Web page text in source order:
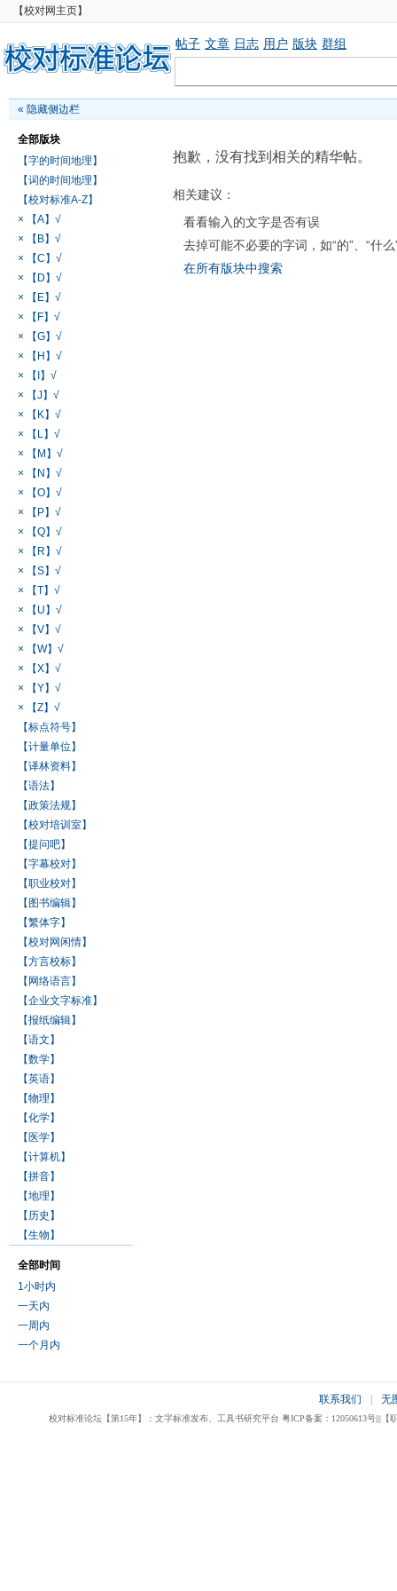
【校对网主页】
帖子 文章 日志 用户 版块 群组
« 隐藏侧边栏
全部版块
【字的时间地理】
【词的时间地理】
【校对标准A-Z】
× 【A】√
× 【B】√
× 【C】√
× 【D】√
× 【E】√
× 【F】√
× 【G】√
× 【H】√
× 【I】√
× 【J】√
× 【K】√
× 【L】√
× 【M】√
× 【N】√
× 【O】√
× 【P】√
× 【Q】√
× 【R】√
× 【S】√
× 【T】√
× 【U】√
× 【V】√
× 【W】√
× 【X】√
× 【Y】√
× 【Z】√
【标点符号】
【计量单位】
【译林资料】
【语法】
【政策法规】
【校对培训室】
【提问吧】
【字幕校对】
【职业校对】
【图书编辑】
【繁体字】
【校对网闲情】
【方言校标】
【网络语言】
【企业文字标准】
【报纸编辑】
【语文】
【数学】
【英语】
【物理】
【化学】
【医学】
【计算机】
【拼音】
【地理】
【历史】
【生物】
全部时间
1小时内
一天内
一周内
一个月内
抱歉，没有找到相关的精华帖。
相关建议：
看看输入的文字是否有误
去掉可能不必要的字词，如“的”、“什么
在所有版块中搜索
联系我们 无
校对标准论坛【第15年】：文字标准发布、工具书研究平台 粤ICP备案：12050613号|||【